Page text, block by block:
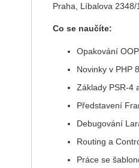
Praha, Líbalova 2348/
Co se naučíte:
Opakování
Novinky v PHP 8
Základy PSR-4
Představení
Debugování
Routing a
Práce se